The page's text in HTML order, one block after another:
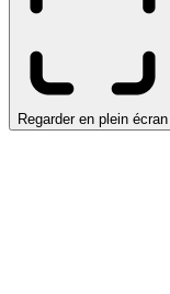
Regarder en plein écran